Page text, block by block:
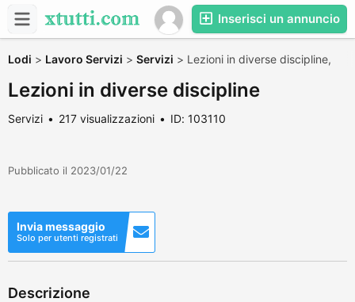
Inserisci un annuncio
Lodi > Lavoro Servizi > Servizi > Lezioni in diverse discipline,
Lezioni in diverse discipline
Servizi 217 visualizzazioni ID: 103110
Pubblicato il 2023/01/22
Invia messaggio
Solo per utenti registrati
Descrizione